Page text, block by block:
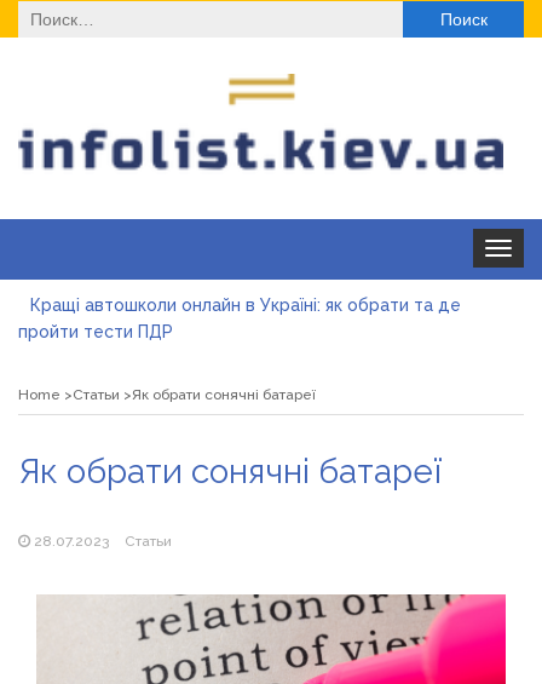
Найти:
Toggle
Кращі автошколи онлайн в Україні: як обрати та де
пройти тести ПДР
Какие одноразовые решения помогают быстро
Современные методы лечения эрозии шейки матки
продажу сонячних батарей
точок
Home Статьи Як обрати сонячні батареї
Як обрати сонячні батареї
28.07.2023 Статьи